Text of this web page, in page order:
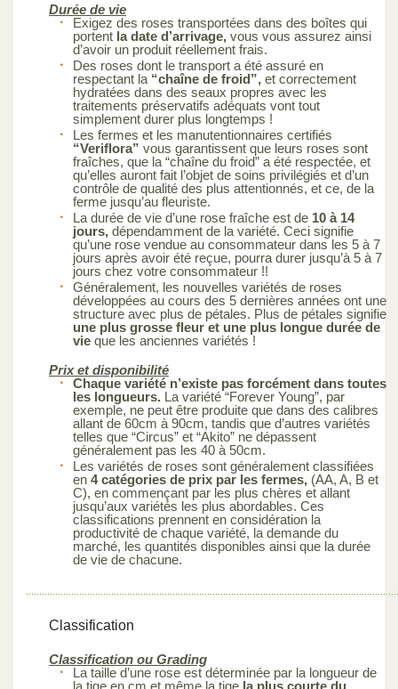
Durée de vie
Exigez des roses transportées dans des boîtes qui
portent la date d’arrivage, vous vous assurez ainsi
d’avoir un produit réellement frais.
Des roses dont le transport a été assuré en
respectant la “chaîne de froid”, et correctement
hydratées dans des seaux propres avec les
traitements préservatifs adéquats vont tout
simplement durer plus longtemps !
Les fermes et les manutentionnaires certifiés
“Veriflora” vous garantissent que leurs roses sont
fraîches, que la “chaîne du froid” a été respectée, et
qu’elles auront fait l’objet de soins privilégiés et d’un
contrôle de qualité des plus attentionnés, et ce, de la
ferme jusqu’au fleuriste.
La durée de vie d’une rose fraîche est de 10 à 14
jours, dépendamment de la variété. Ceci signifie
qu’une rose vendue au consommateur dans les 5 à 7
jours après avoir été reçue, pourra durer jusqu’à 5 à 7
jours chez votre consommateur !!
Généralement, les nouvelles variétés de roses
développées au cours des 5 dernières années ont une
structure avec plus de pétales. Plus de pétales signifie
une plus grosse fleur et une plus longue durée de
vie que les anciennes variétés !
Prix et disponibilité
Chaque variété n’existe pas forcément dans toutes
les longueurs. La variété “Forever Young”, par
exemple, ne peut être produite que dans des calibres
allant de 60cm à 90cm, tandis que d’autres variétés
telles que “Circus” et “Akito” ne dépassent
généralement pas les 40 à 50cm.
Les variétés de roses sont généralement classifiées
en 4 catégories de prix par les fermes, (AA, A, B et
C), en commençant par les plus chères et allant
jusqu’aux variétés les plus abordables. Ces
classifications prennent en considération la
productivité de chaque variété, la demande du
marché, les quantités disponibles ainsi que la durée
de vie de chacune.
Classification
Classification ou Grading
La taille d’une rose est déterminée par la longueur de
la tige en cm et même la tige la plus courte du